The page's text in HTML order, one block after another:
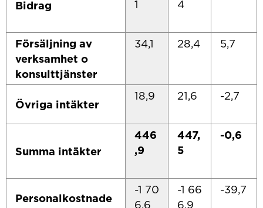
Bidrag
1
4
Försäljning av
verksamhet o
konsulttjänster
34,1 28,4 5,7
Övriga intäkter
18,9 21,6 -2,7
Summa intäkter
446
,9
447,
5
-0,6
Personalkostnade
-1 70
6,6
-1 66
6,9
-39,7